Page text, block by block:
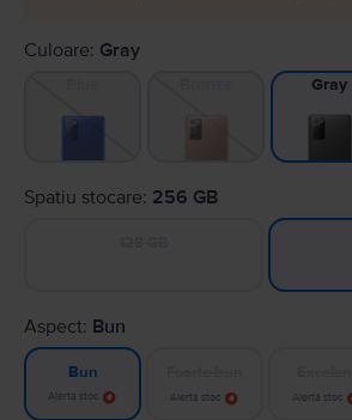
Culoare: Gray
Gray
Spatiu stocare: 256 GB
Aspect: Bun
Bun
Alertă stoc Alertă stoc Alertă stoc